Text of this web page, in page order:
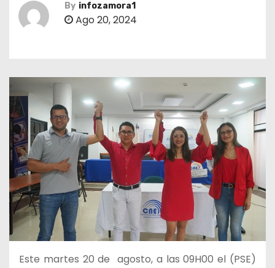
By infozamora1
Ago 20, 2024
Este martes 20 de agosto, a las 09H00 el (PSE)